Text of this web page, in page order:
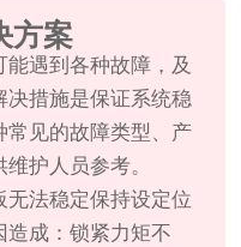
方案
遇到各种故障，及
决措施是保证系统稳
常见的故障类型、产
护人员参考。
法稳定保持设定位
造成：锁紧力矩不